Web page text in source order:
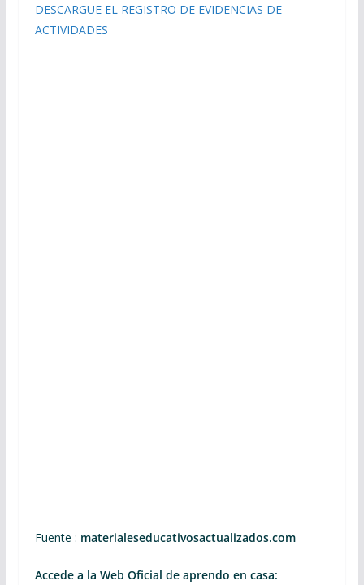
DESCARGUE EL REGISTRO DE EVIDENCIAS DE
ACTIVIDADES
Fuente : materialeseducativosactualizados.com
Accede a la Web Oficial de aprendo en casa: